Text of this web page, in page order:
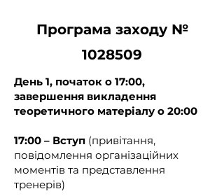
Міністерства охорони здоров’я
України від 16 вересня 2011 року №
2. У пункті 4:
абзацами другим — п’ятим такого
змісту:
{Абзац перший підпункту 1 пункту 2
Програма заходу №
1028509
День 1, початок о 17:00,
завершення викладення
теоретичного матеріалу о 20:00
17:00 – Вступ (привітання,
повідомлення організаційних
моментів та представлення
тренерів)